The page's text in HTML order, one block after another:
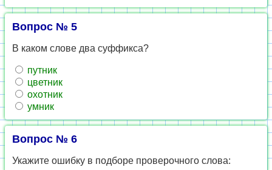
Вопрос № 5
В каком слове два суффикса?
путник
цветник
охотник
умник
Вопрос № 6
Укажите ошибку в подборе проверочного слова: